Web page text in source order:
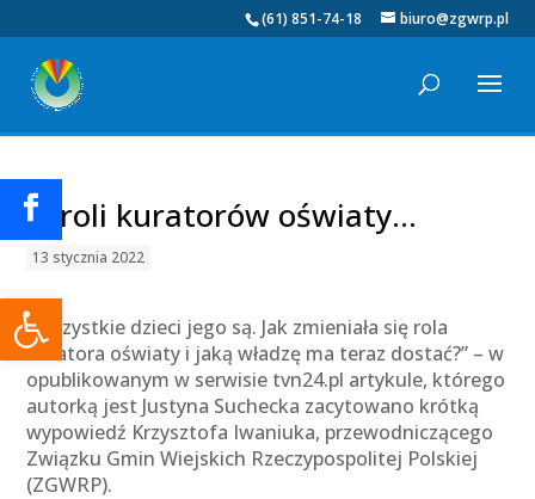
Otwórz pasek narzędzi
(61) 851-74-18 biuro@zgwrp.pl
O roli kuratorów oświaty…
13 stycznia 2022
„Wszystkie dzieci jego są. Jak zmieniała się rola
kuratora oświaty i jaką władzę ma teraz dostać?” – w
opublikowanym w serwisie tvn24.pl artykule, którego
autorką jest Justyna Suchecka zacytowano krótką
wypowiedź Krzysztofa Iwaniuka, przewodniczącego
Związku Gmin Wiejskich Rzeczypospolitej Polskiej
(ZGWRP).